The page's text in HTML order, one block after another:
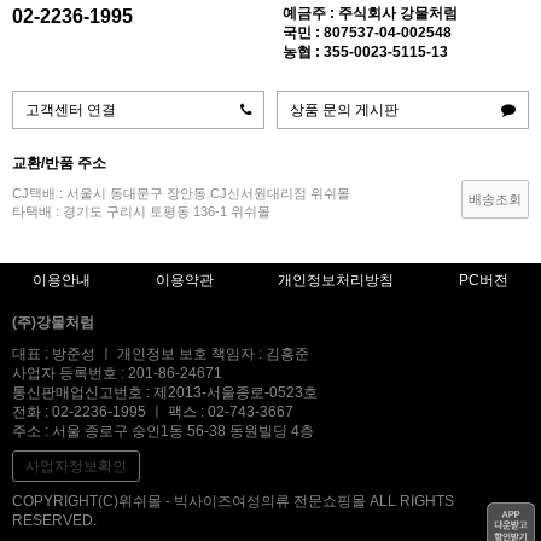
02-2236-1995
예금주 : 주식회사 강물처럼
국민 : 807537-04-002548
농협 : 355-0023-5115-13
고객센터 연결 상품 문의 게시판
교환/반품 주소
CJ택배 : 서울시 동대문구 장안동 CJ신서원대리점 위쉬몰
타택배 : 경기도 구리시 토평동 136-1 위쉬몰
배송조회
이용안내 이용약관 개인정보처리방침 PC버전
(주)강물처럼
대표 : 방준성 ㅣ 개인정보 보호 책임자 : 김홍준
사업자 등록번호 : 201-86-24671
통신판매업신고번호 : 제2013-서울종로-0523호
전화 : 02-2236-1995 ㅣ 팩스 : 02-743-3667
주소 : 서울 종로구 숭인1동 56-38 동원빌딩 4층
사업자정보확인
COPYRIGHT(C)위쉬몰 - 빅사이즈여성의류 전문쇼핑몰 ALL RIGHTS
RESERVED.